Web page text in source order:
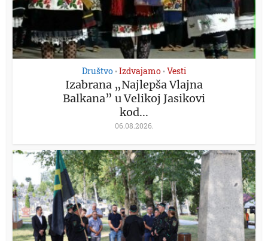
Društvo • Izdvajamo • Vesti
Izabrana „Najlepša Vlajna
Balkana” u Velikoj Jasikovi
kod...
06.08.2026.